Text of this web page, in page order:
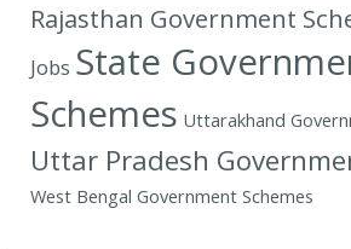
Rajasthan Government
Jobs State
Schemes Uttarakhand
Uttar Pradesh
West Bengal Government Schemes